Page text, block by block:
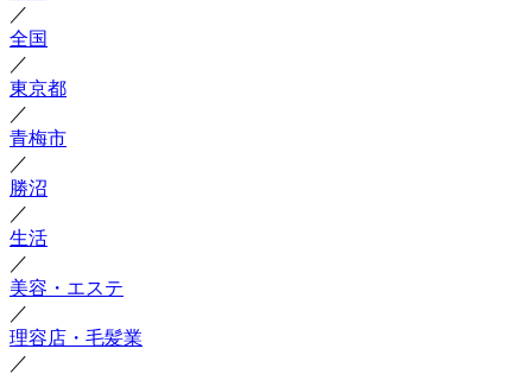
／
全国
／
東京都
／
青梅市
／
勝沼
／
生活
／
美容・エステ
／
理容店・毛髪業
／